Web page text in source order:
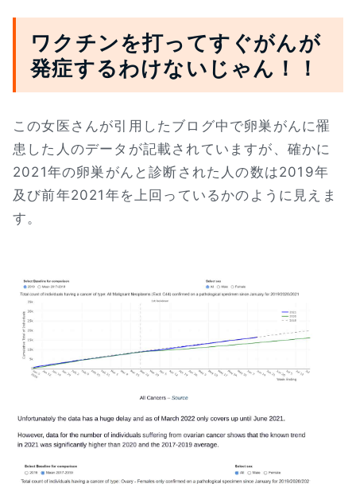
ワクチンを打ってすぐがんが
発症するわけないじゃん！！
この女医さんが引用したブログ中で卵巣がんに罹
患した人のデータが記載されていますが、確かに
2021年の卵巣がんと診断された人の数は2019年
及び前年2021年を上回っているかのように見えま
す。